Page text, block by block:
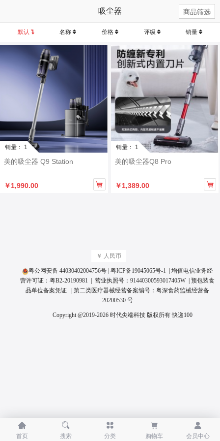
商品筛选
吸尘器
默认 名称 价格 评级 销量
销量： 1
美的吸尘器 Q9 Station
￥1,990.00 
销量： 1
美的吸尘器Q8 Pro
￥1,389.00 
￥ 人民币
粤公网安备 44030402004756号 粤ICP备19045065号-1 | 增值电信业务经
营许可证： 粤B2-20190981 | 营业执照号： 91440300593017405W
预包装食
品单位备案凭证
| 第二类医疗器械经营备案编号： 粤深食药监械经营备
20200530 号
Copyright @2019-2026 时代尖端科技 版权所有快递100

首页

搜索

分类

购物车

会员中心